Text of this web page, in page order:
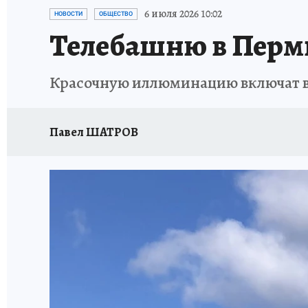
ВОЕНКОРЫ УКРАИНА: СВОДКА
СНЕГОПАД ВЕКА НАСТОЯЩИЕ ЛЮДИ
КЛИНИКА ГОДА 2025 ПРОИСШЕСТВИЯ
НОВОСТИ ОБЩЕСТВО 6 июля 2026 10:02
Телебашню в
Красочную иллюминацию включат
Павел ШАТРОВ